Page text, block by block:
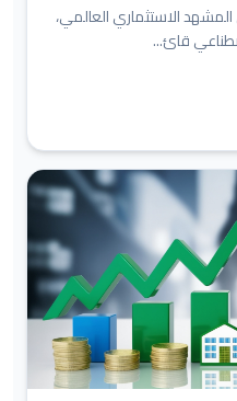
في المشهد الاستثماري العالمي،
قائ...